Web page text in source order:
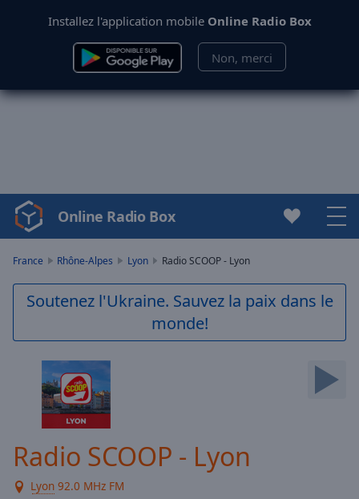
Installez l'application mobile Online Radio Box
Non, merci
Video
Player
Play
Video
Skip
Forward
Loaded:
Online Radio Box
France Rhône-Alpes Lyon Radio SCOOP - Lyon
Soutenez l'Ukraine. Sauvez la paix dans le
monde!
Radio SCOOP - Lyon
Lyon 92.0 MHz FM